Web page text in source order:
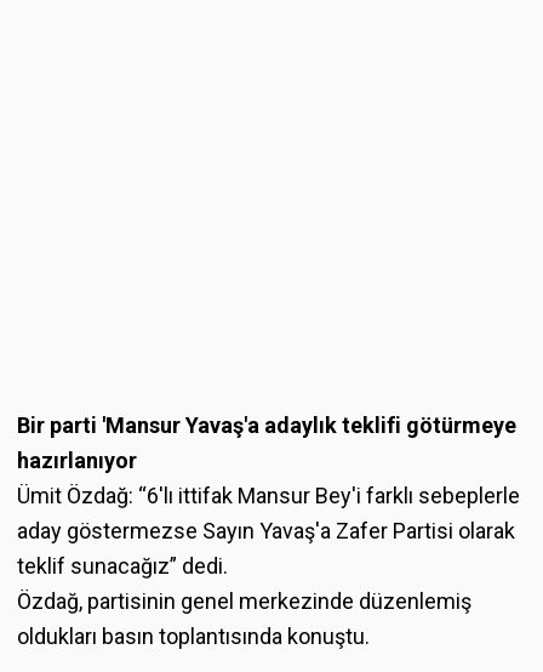
Bir parti 'Mansur Yavaş'a adaylık teklifi götürmeye
hazırlanıyor
Ümit Özdağ: “6'lı ittifak Mansur Bey'i farklı sebeplerle
aday göstermezse Sayın Yavaş'a Zafer Partisi olarak
teklif sunacağız” dedi.
Özdağ, partisinin genel merkezinde düzenlemiş
oldukları basın toplantısında konuştu.